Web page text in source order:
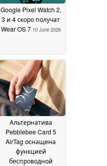
Google Pixel Watch 2,
3 и 4 скоро получат
Wear OS 7 10 June 2026
Альтернатива
Pebblebee Card 5
AirTag оснащена
функцией
беспроводной